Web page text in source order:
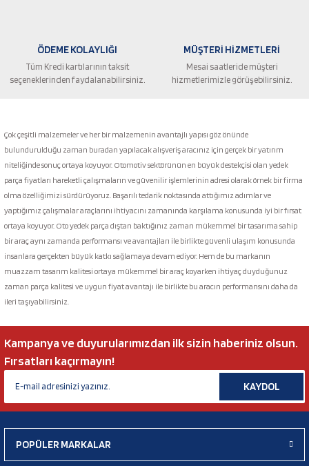
Gönder
ÖDEME KOLAYLIĞI
Tüm Kredi kartılarının taksit
seçeneklerinden faydalanabilirsiniz.
MÜŞTERİ HİZMETLERİ
Mesai saatleride müşteri
hizmetlerimizle görüşebilirsiniz.
Çok çeşitli malzemeler ve her bir malzemenin avantajlı yapısı göz önünde
bulundurulduğu zaman buradan yapılacak alışveriş aracınız için gerçek bir yatırım
niteliğinde sonuç ortaya koyuyor. Otomotiv sektörünün en büyük destekçisi olan yedek
parça fiyatları hareketli çalışmaların ve güvenilir işlemlerinin adresi olarak örnek bir firma
olma özelliğimizi sürdürüyoruz. Başarılı tedarik noktasında attığımız adımlar ve
yaptığımız çalışmalar araçlarını ihtiyacını zamanında karşılama konusunda iyi bir fırsat
ortaya koyuyor. Oto yedek parça dıştan baktığınız zaman mükemmel bir tasarıma sahip
bir araç aynı zamanda performansı ve avantajları ile birlikte güvenli ulaşım konusunda
insanlara gerçekten büyük katkı sağlamaya devam ediyor. Hem de bu markanın
muazzam tasarım kalitesi ortaya mükemmel bir araç koyarken ihtiyaç duyduğunuz
zaman parça kalitesi ve uygun fiyat avantajı ile birlikte bu aracın performansını daha da
ileri taşıyabilirsiniz.
Kampanya ve duyurularımızdan ilk sizin haberiniz olsun.
Fırsatları kaçırmayın!
KAYDOL
POPÜLER MARKALAR